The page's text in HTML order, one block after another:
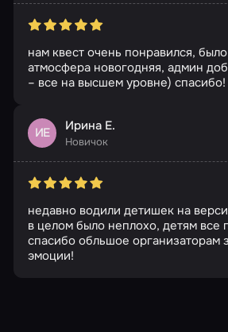
нам квест очень понравился,
атмосфера новогодняя, админ
– все на высшем уровне) спасибо!
ИЕ Ирина Е.
Новичок
недавно водили детишек на
в целом было неплохо, детям все
спасибо обльшое организаторам
эмоции!